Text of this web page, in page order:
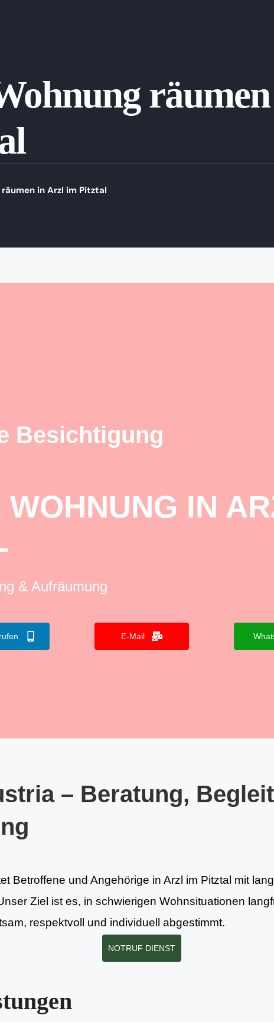
in Arzl im Pitztal
Besichtigung
WOHNUNG IN
& Aufräumung
E-Mail
– Beratung,
Betroffene und Angehörige in Arzl im Pitztal mit
Ziel ist es, in schwierigen Wohnsituationen
respektvoll und individuell abgestimmt.
NOTRUF DIENST